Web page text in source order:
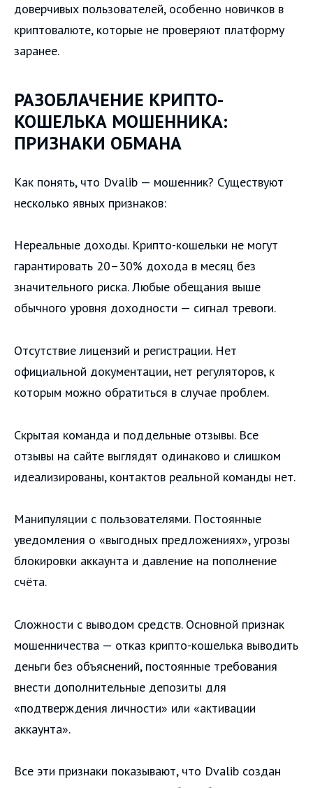
доверчивых пользователей, особенно новичков в
криптовалюте, которые не проверяют платформу
заранее.
РАЗОБЛАЧЕНИЕ КРИПТО-
КОШЕЛЬКА МОШЕННИКА:
ПРИЗНАКИ ОБМАНА
Как понять, что Dvalib — мошенник? Существуют
несколько явных признаков:
Нереальные доходы. Крипто-кошельки не могут
гарантировать 20–30% дохода в месяц без
значительного риска. Любые обещания выше
обычного уровня доходности — сигнал тревоги.
Отсутствие лицензий и регистрации. Нет
официальной документации, нет регуляторов, к
которым можно обратиться в случае проблем.
Скрытая команда и поддельные отзывы. Все
отзывы на сайте выглядят одинаково и слишком
идеализированы, контактов реальной команды нет.
Манипуляции с пользователями. Постоянные
уведомления о «выгодных предложениях», угрозы
блокировки аккаунта и давление на пополнение
счёта.
Сложности с выводом средств. Основной признак
мошенничества — отказ крипто-кошелька выводить
деньги без объяснений, постоянные требования
внести дополнительные депозиты для
«подтверждения личности» или «активации
аккаунта».
Все эти признаки показывают, что Dvalib создан